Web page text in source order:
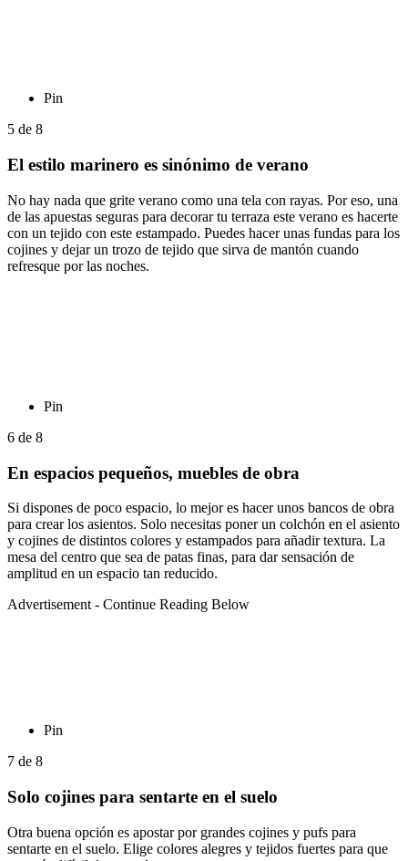
Pin
5 de 8
El estilo marinero es sinónimo de verano
No hay nada que grite verano como una tela con rayas. Por eso, una
de las apuestas seguras para decorar tu terraza este verano es hacerte
con un tejido con este estampado. Puedes hacer unas fundas para los
cojines y dejar un trozo de tejido que sirva de mantón cuando
refresque por las noches.
Pin
6 de 8
En espacios pequeños, muebles de obra
Si dispones de poco espacio, lo mejor es hacer unos bancos de obra
para crear los asientos. Solo necesitas poner un colchón en el asiento
y cojines de distintos colores y estampados para añadir textura. La
mesa del centro que sea de patas finas, para dar sensación de
amplitud en un espacio tan reducido.
Advertisement - Continue Reading Below
Pin
7 de 8
Solo cojines para sentarte en el suelo
Otra buena opción es apostar por grandes cojines y pufs para
sentarte en el suelo. Elige colores alegres y tejidos fuertes para que